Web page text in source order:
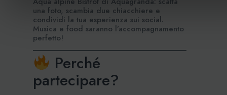
una foto, scambia due chiacchiere e
condividi la tua esperienza sui social.
Musica e food saranno l’accompagnamento
perfetto!
Perché
partecipare?